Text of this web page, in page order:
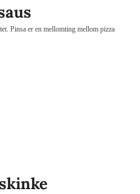
Pinsa er en mellomting mellom pizza